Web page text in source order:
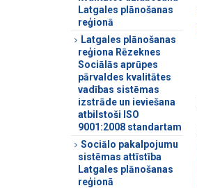
Latgales plānošanas
reģionā
Latgales plānošanas
reģiona Rēzeknes
Sociālās aprūpes
pārvaldes kvalitātes
vadības sistēmas
izstrāde un ieviešana
atbilstoši ISO
9001:2008 standartam
Sociālo pakalpojumu
sistēmas attīstība
Latgales plānošanas
reģionā